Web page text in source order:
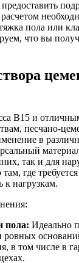
пола или
что вы
B15 и
песчано-
в
так и для
где
к нагрузкам.
пола: Идеально
ровных
в том числе в